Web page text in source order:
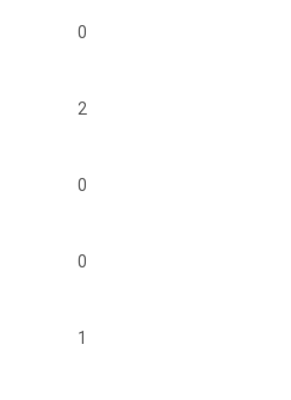
0
2
0
0
1